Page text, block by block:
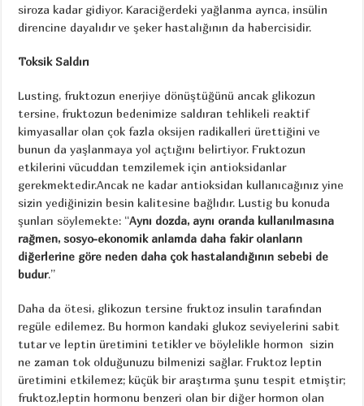
siroza kadar gidiyor. Karaciğerdeki yağlanma ayrıca, insülin
direncine dayalıdır ve şeker hastalığının da habercisidir.
Toksik Saldırı
Lusting, fruktozun enerjiye dönüştüğünü ancak glikozun
tersine, fruktozun bedenimize saldıran tehlikeli reaktif
kimyasallar olan çok fazla oksijen radikalleri ürettiğini ve
bunun da yaşlanmaya yol açtığını belirtiyor. Fruktozun
etkilerini vücuddan temzilemek için antioksidanlar
gerekmektedir.Ancak ne kadar antioksidan kullanıcağınız yine
sizin yediğinizin besin kalitesine bağlıdır. Lustig bu konuda
şunları söylemekte: “Aynı dozda, aynı oranda kullanılmasına
rağmen, sosyo-ekonomik anlamda daha fakir olanların
diğerlerine göre neden daha çok hastalandığının sebebi de
budur.”
Daha da ötesi, glikozun tersine fruktoz insulin tarafından
regüle edilemez. Bu hormon kandaki glukoz seviyelerini sabit
tutar ve leptin üretimini tetikler ve böylelikle hormon sizin
ne zaman tok olduğunuzu bilmenizi sağlar. Fruktoz leptin
üretimini etkilemez; küçük bir araştırma şunu tespit etmiştir;
fruktoz,leptin hormonu benzeri olan bir diğer hormon olan